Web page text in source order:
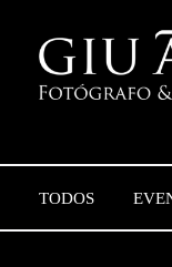
TODOS